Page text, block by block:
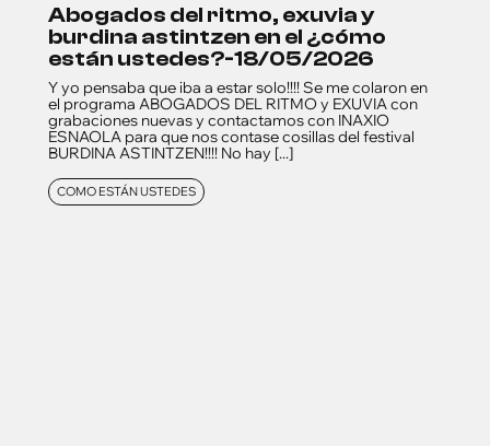
abogados del ritmo, exuvia y
burdina astintzen en el ¿cómo
están ustedes?-18/05/2026
Y yo pensaba que iba a estar solo!!!! Se me colaron en
el programa ABOGADOS DEL RITMO y EXUVIA con
grabaciones nuevas y contactamos con INAXIO
ESNAOLA para que nos contase cosillas del festival
BURDINA ASTINTZEN!!!! No hay [...]
COMO ESTÁN USTEDES